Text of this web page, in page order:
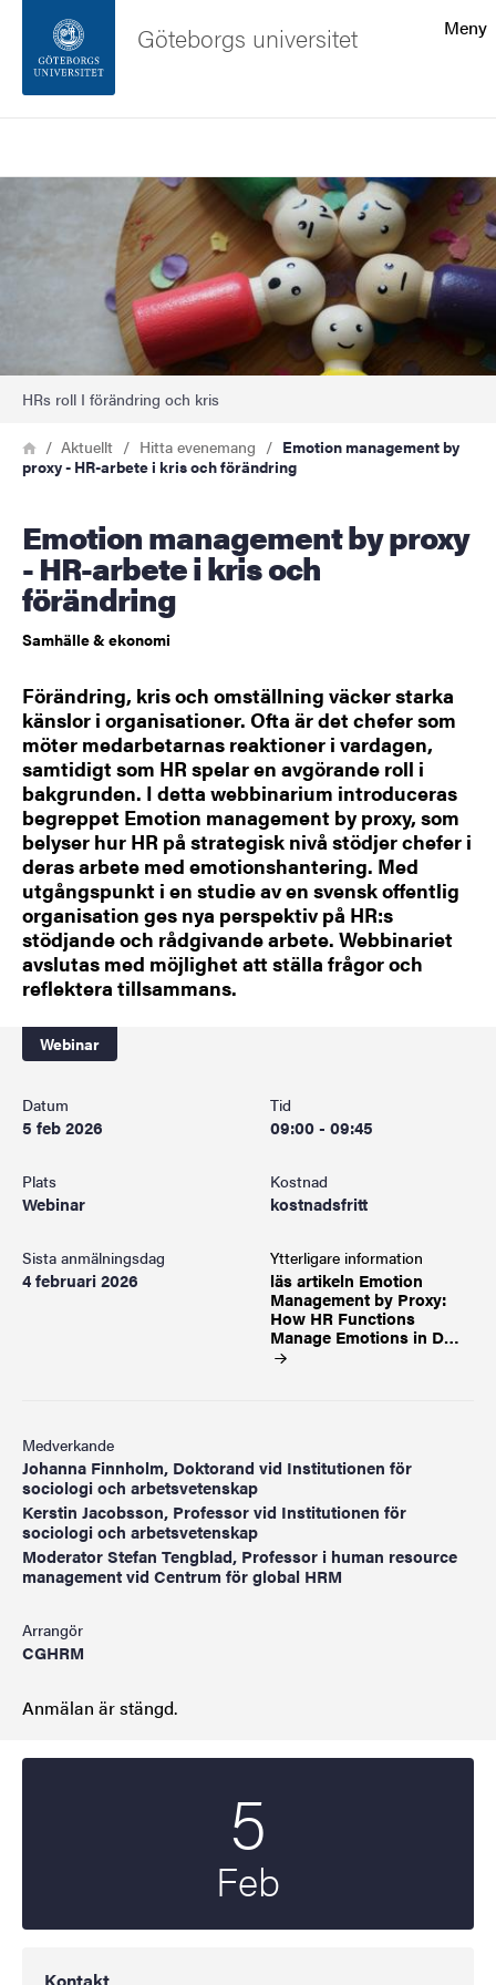
Sidfoten
Om webbplatsen
Meny
Göteborgs universitet
Bild
HRs roll I förändring och kris
Länkstig
HemAktuellt Hitta evenemang
Emotion management by
proxy - HR-arbete i kris och förändring
Emotion management by proxy
- HR-arbete i kris och
förändring
Samhälle & ekonomi
Förändring, kris och omställning väcker starka
känslor i organisationer. Ofta är det chefer som
möter medarbetarnas reaktioner i vardagen,
samtidigt som HR spelar en avgörande roll i
bakgrunden. I detta webbinarium introduceras
begreppet Emotion management by proxy, som
belyser hur HR på strategisk nivå stödjer chefer i
deras arbete med emotionshantering. Med
utgångspunkt i en studie av en svensk offentlig
organisation ges nya perspektiv på HR:s
stödjande och rådgivande arbete. Webbinariet
avslutas med möjlighet att ställa frågor och
reflektera tillsammans.
Webinar
Datum
5 feb 2026
Tid
09:00 - 09:45
Plats
Webinar
Kostnad
kostnadsfritt
Sista anmälningsdag
4 februari 2026
Ytterligare information
läs artikeln Emotion
Management by Proxy:
How HR Functions
Manage Emotions in D…
Medverkande
Johanna Finnholm, Doktorand vid Institutionen för
sociologi och arbetsvetenskap
Kerstin Jacobsson, Professor vid Institutionen för
sociologi och arbetsvetenskap
Moderator Stefan Tengblad, Professor i human resource
management vid Centrum för global HRM
Arrangör
CGHRM
Anmälan är stängd.
5
Feb